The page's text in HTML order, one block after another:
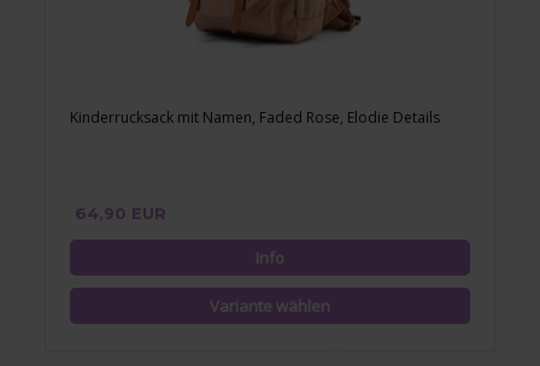
Kinderrucksack mit Namen, Faded Rose, Elodie Details
64,90 EUR